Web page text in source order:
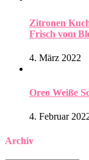
Zitronen
Frisch vom
4. März 2022
Oreo Weiße
4. Februar
Archiv